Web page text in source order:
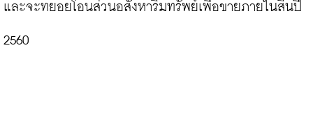
และจะทยอยโอนส่วนอสังหาริมทรัพย์เพื่อขายภายในสิ้นปี
2560